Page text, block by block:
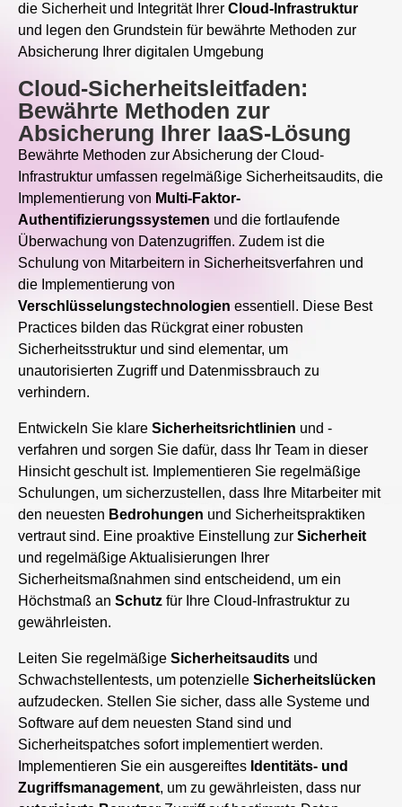
die Sicherheit und Integrität Ihrer Cloud-Infrastruktur
und legen den Grundstein für bewährte Methoden zur
Absicherung Ihrer digitalen Umgebung
Cloud-Sicherheitsleitfaden:
Bewährte Methoden zur
Absicherung Ihrer IaaS-Lösung
Bewährte Methoden zur Absicherung der Cloud-
Infrastruktur umfassen regelmäßige Sicherheitsaudits, die
Implementierung von Multi-Faktor-
Authentifizierungssystemen und die fortlaufende
Überwachung von Datenzugriffen. Zudem ist die
Schulung von Mitarbeitern in Sicherheitsverfahren und
die Implementierung von
Verschlüsselungstechnologien essentiell. Diese Best
Practices bilden das Rückgrat einer robusten
Sicherheitsstruktur und sind elementar, um
unautorisierten Zugriff und Datenmissbrauch zu
verhindern.
Entwickeln Sie klare Sicherheitsrichtlinien und -
verfahren und sorgen Sie dafür, dass Ihr Team in dieser
Hinsicht geschult ist. Implementieren Sie regelmäßige
Schulungen, um sicherzustellen, dass Ihre Mitarbeiter mit
den neuesten Bedrohungen und Sicherheitspraktiken
vertraut sind. Eine proaktive Einstellung zur Sicherheit
und regelmäßige Aktualisierungen Ihrer
Sicherheitsmaßnahmen sind entscheidend, um ein
Höchstmaß an Schutz für Ihre Cloud-Infrastruktur zu
gewährleisten.
Leiten Sie regelmäßige Sicherheitsaudits und
Schwachstellentests, um potenzielle Sicherheitslücken
aufzudecken. Stellen Sie sicher, dass alle Systeme und
Software auf dem neuesten Stand sind und
Sicherheitspatches sofort implementiert werden.
Implementieren Sie ein ausgereiftes Identitäts- und
Zugriffsmanagement, um zu gewährleisten, dass nur